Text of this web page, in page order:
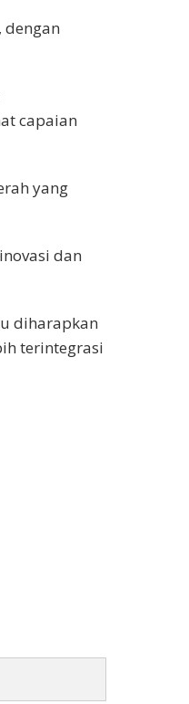
capaian
yang
dan
diharapkan
terintegrasi